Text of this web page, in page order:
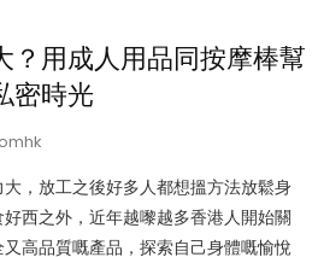
？用成人用品同按摩棒幫
密時光
，放工之後好多人都想搵方法放鬆身
西之外，近年越嚟越多香港人開始關
高品質嘅產品，探索自己身體嘅愉悅